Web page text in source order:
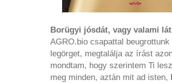
Borügyi jósdát, vagy valami
AGRO.bio csapattal
legörget, megtalálja az írást
mondtam, hogy szerintem Ti
meg minden, aztán mit ad isten,